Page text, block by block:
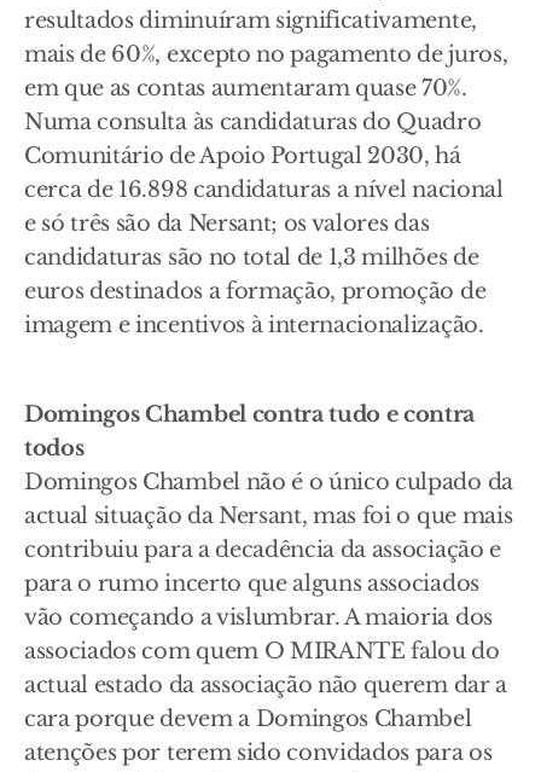
resultados diminuíram significativamente,
mais de 60%, excepto no pagamento de juros,
em que as contas aumentaram quase 70%.
Numa consulta às candidaturas do Quadro
Comunitário de Apoio Portugal 2030, há
cerca de 16.898 candidaturas a nível nacional
e só três são da Nersant; os valores das
candidaturas são no total de 1,3 milhões de
euros destinados a formação, promoção de
imagem e incentivos à internacionalização.
Domingos Chambel contra tudo e contra
todos
Domingos Chambel não é o único culpado da
actual situação da Nersant, mas foi o que mais
contribuiu para a decadência da associação e
para o rumo incerto que alguns associados
vão começando a vislumbrar. A maioria dos
associados com quem O MIRANTE falou do
actual estado da associação não querem dar a
cara porque devem a Domingos Chambel
atenções por terem sido convidados para os